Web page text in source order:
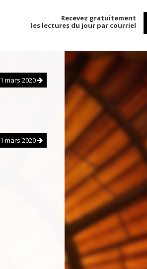
Recevez gratuitement
les lectures du jour par courriel
1 mars 2020
1 mars 2020